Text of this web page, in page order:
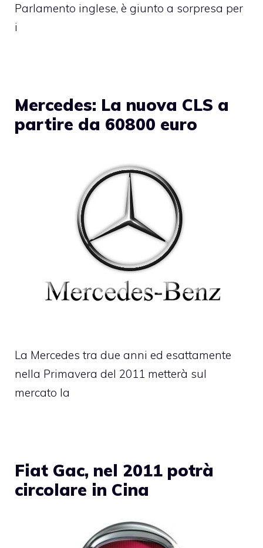
Parlamento inglese, è giunto a sorpresa per
i
Mercedes: La nuova CLS a
partire da 60800 euro
La Mercedes tra due anni ed esattamente
nella Primavera del 2011 metterà sul
mercato la
Fiat Gac, nel 2011 potrà
circolare in Cina